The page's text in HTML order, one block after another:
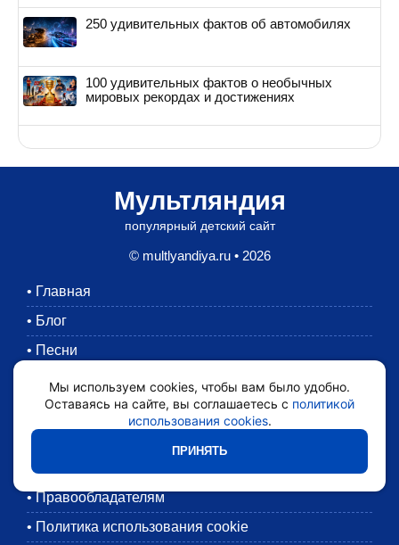
250 удивительных фактов об автомобилях
100 удивительных фактов о необычных
мировых рекордах и достижениях
Мультляндия
популярный детский сайт
© multlyandiya.ru • 2026
• Главная
• Блог
• Песни
Раскраски
Картинки
•
•
• Правообладателям
• Политика использования cookie
Мы используем cookies, чтобы вам было удобно.
Оставаясь на сайте, вы соглашаетесь с политикой
использования cookies.
ПРИНЯТЬ